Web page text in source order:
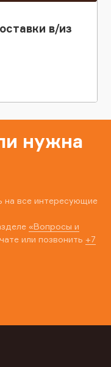
в/из
нужна
на все интересующие
«Вопросы и
или позвонить +7